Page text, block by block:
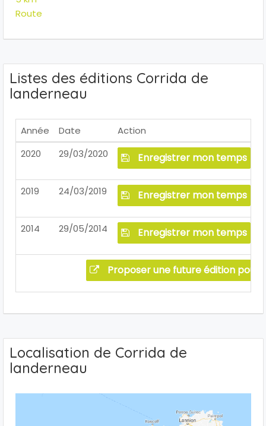
Route
Listes des éditions Corrida de
landerneau
Année Date
Action
2020
29/03/2020 Enregistrer mon temps
2019 24/03/2019 Enregistrer mon temps
2014 29/05/2014 Enregistrer mon temps
Proposer une future édition pour
Localisation de Corrida de
landerneau